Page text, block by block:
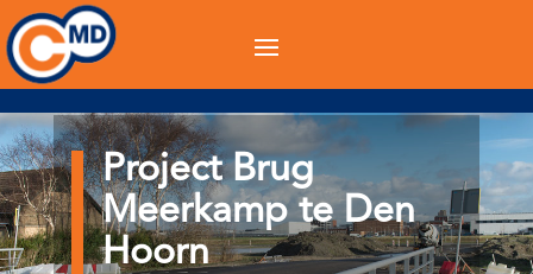
Project Brug
Meerkamp te Den
Hoorn